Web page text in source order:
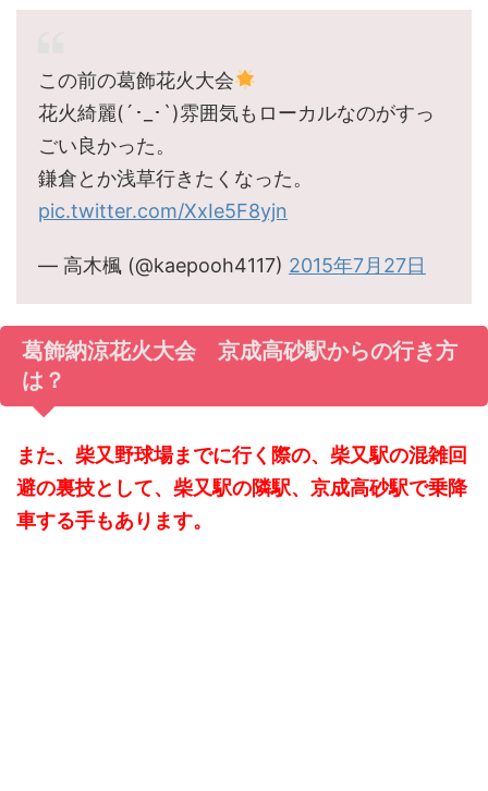
この前の葛飾花火大会
花火綺麗(´･_･`)雰囲気もローカルなのがすっ
ごい良かった。
鎌倉とか浅草行きたくなった。
pic.twitter.com/XxIe5F8yjn
— 高木楓 (@kaepooh4117) 2015年7月27日
葛飾納涼花火大会 京成高砂駅からの行き方
は？
また、柴又野球場までに行く際の、柴又駅の混雑回
避の裏技として、柴又駅の隣駅、京成高砂駅で乗降
車する手もあります。